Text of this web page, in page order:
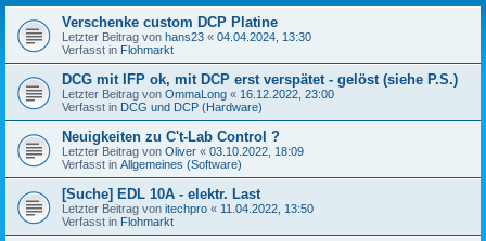
Verschenke custom DCP Platine
Letzter Beitrag von hans23 « 04.04.2024, 13:30
Verfasst in Flohmarkt
DCG mit IFP ok, mit DCP erst verspätet - gelöst (siehe P.S.)
Letzter Beitrag von OmmaLong « 16.12.2022, 23:00
Verfasst in DCG und DCP (Hardware)
Neuigkeiten zu C't-Lab Control ?
Letzter Beitrag von Oliver « 03.10.2022, 18:09
Verfasst in Allgemeines (Software)
[Suche] EDL 10A - elektr. Last
Letzter Beitrag von itechpro « 11.04.2022, 13:50
Verfasst in Flohmarkt